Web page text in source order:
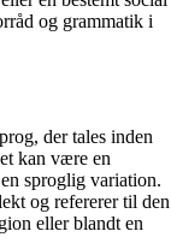
og grammatik i
der tales inden
kan være en
sproglig variation.
og refererer til den
eller blandt en